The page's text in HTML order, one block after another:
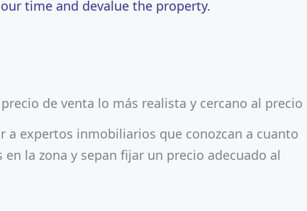
time and devalue the property.
de venta lo más realista y cercano al precio
a expertos inmobiliarios que conozcan a cuanto
la zona y sepan fijar un precio adecuado al